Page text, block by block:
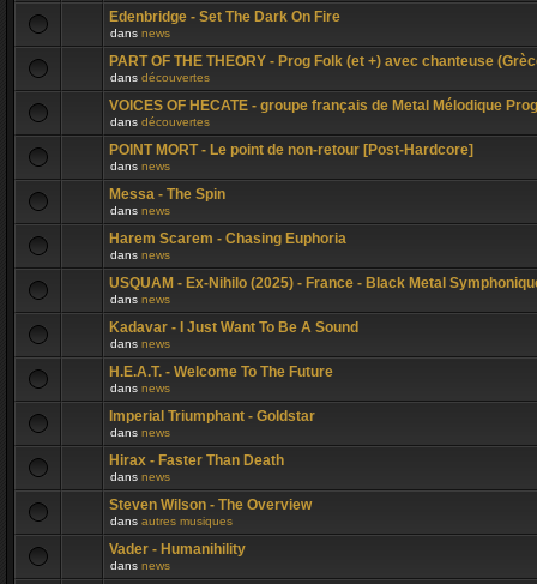
Edenbridge - Set The Dark On Fire
dans news
PART OF THE THEORY - Prog Folk (et +) avec chanteuse
dans découvertes
VOICES OF HECATE - groupe français de Metal Mélodique Prog
dans découvertes
POINT MORT - Le point de non-retour [Post-Hardcore]
dans news
Messa - The Spin
dans news
Harem Scarem - Chasing Euphoria
dans news
USQUAM - Ex-Nihilo (2025) - France - Black Metal
dans news
Kadavar - I Just Want To Be A Sound
dans news
H.E.A.T. - Welcome To The Future
dans news
Imperial Triumphant - Goldstar
dans news
Hirax - Faster Than Death
dans news
Steven Wilson - The Overview
dans autres musiques
Vader - Humanihility
dans news